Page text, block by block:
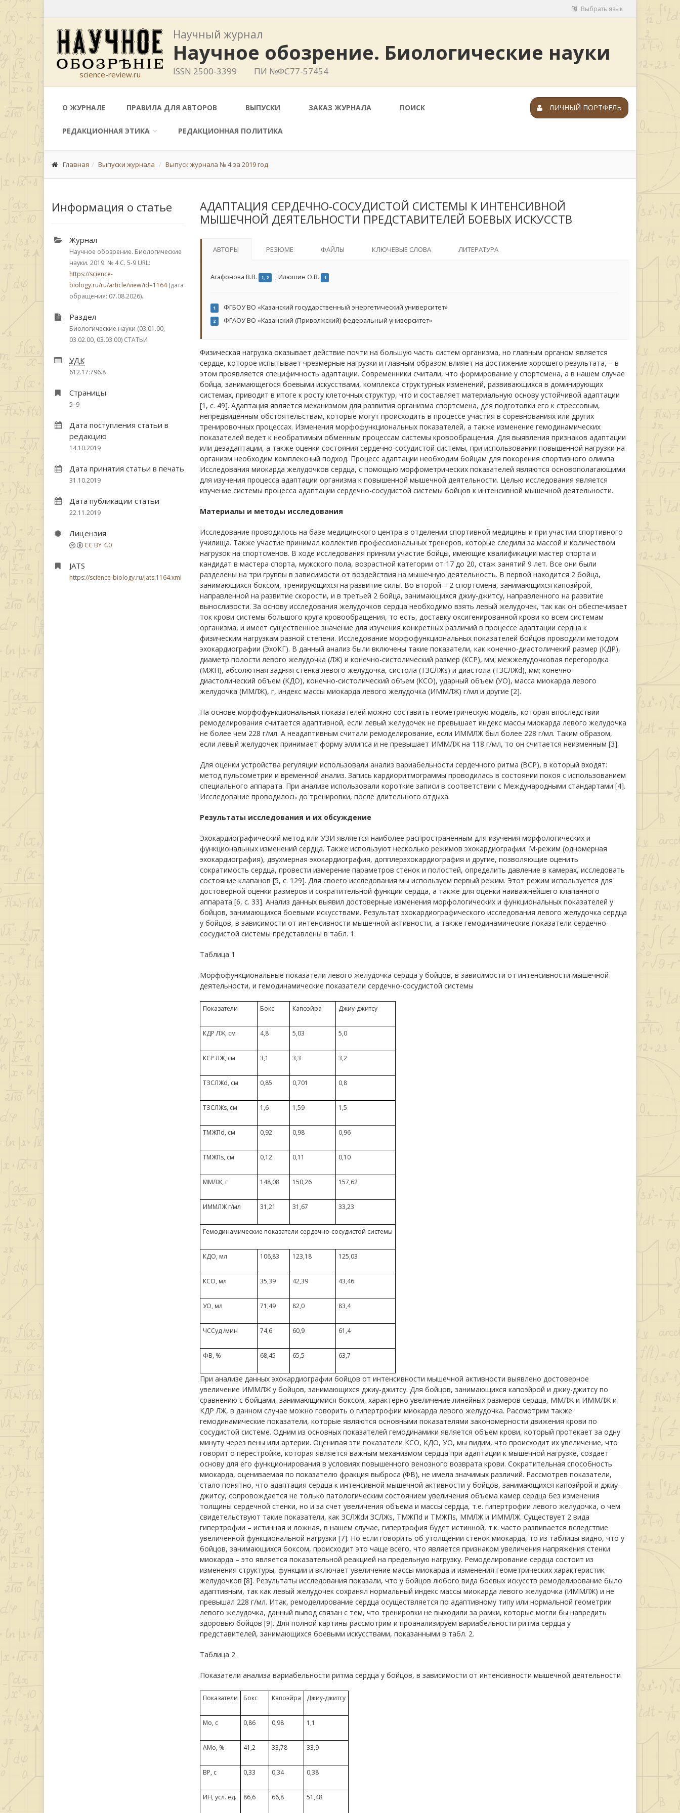
Выбрать язык
science-review.ru
Научный журнал
Научное обозрение. Биологические науки
ISSN 2500-3399 ПИ №ФС77-57454
О ЖУРНАЛЕ ПРАВИЛА ДЛЯ АВТОРОВ ВЫПУСКИ ЗАКАЗ ЖУРНАЛА ПОИСК
РЕДАКЦИОННАЯ ЭТИКА РЕДАКЦИОННАЯ ПОЛИТИКА
ЛИЧНЫЙ ПОРТФЕЛЬ
Главная Выпуски журнала Выпуск журнала № 4 за 2019 год
Информация о статье
Журнал
Научное обозрение. Биологические
науки. 2019. № 4С. 5-9 URL:
https://science-
biology.ru/ru/article/view?id=1164(дата
обращения: 07.08.2026).
Раздел
Биологические науки (03.01.00,
03.02.00, 03.03.00) СТАТЬИ
УДК
612.17:796.8
Страницы
5–9
Дата поступления статьи в
редакцию
14.10.2019
Дата принятия статьи в печать
31.10.2019
Дата публикации статьи
22.11.2019
Лицензия
CC BY 4.0
JATS
https://science-biology.ru/jats.1164.xml
АДАПТАЦИЯ СЕРДЕЧНО-СОСУДИСТОЙ СИСТЕМЫ К ИНТЕНСИВНОЙ
МЫШЕЧНОЙ ДЕЯТЕЛЬНОСТИ ПРЕДСТАВИТЕЛЕЙ БОЕВЫХ ИСКУССТВ
АВТОРЫ РЕЗЮМЕ ФАЙЛЫ КЛЮЧЕВЫЕ СЛОВА ЛИТЕРАТУРА
Агафонова В.В. 1, 2 ,Илюшин О.В. 1
1 ФГБОУ ВО «Казанский государственный энергетический университет»
2 ФГАОУ ВО «Казанский (Приволжский) федеральный университет»
Физическая нагрузка оказывает действие почти на большую часть систем организма, но главным органом является
сердце, которое испытывает чрезмерные нагрузки и главным образом влияет на достижение хорошего результата, – в
этом проявляется специфичность адаптации. Современники считали, что формирование у спортсмена, а в нашем случае
бойца, занимающегося боевыми искусствами, комплекса структурных изменений, развивающихся в доминирующих
системах, приводит в итоге к росту клеточных структур, что и составляет материальную основу устойчивой адаптации
[1, с. 49]. Адаптация является механизмом для развития организма спортсмена, для подготовки его к стрессовым,
непредвиденным обстоятельствам, которые могут происходить в процессе участия в соревнованиях или других
тренировочных процессах. Изменения морфофункциональных показателей, а также изменение гемодинамических
показателей ведет к необратимым обменным процессам системы кровообращения. Для выявления признаков адаптации
или дезадаптации, а также оценки состояния сердечно-сосудистой системы, при использовании повышенной нагрузки на
организм необходим комплексный подход. Процесс адаптации необходим бойцам для покорения спортивного олимпа.
Исследования миокарда желудочков сердца, с помощью морфометрических показателей являются основополагающими
для изучения процесса адаптации организма к повышенной мышечной деятельности. Целью исследования является
изучение системы процесса адаптации сердечно-сосудистой системы бойцов к интенсивной мышечной деятельности.
Материалы и методы исследования
Исследование проводилось на базе медицинского центра в отделении спортивной медицины и при участии спортивного
училища. Также участие принимал коллектив профессиональных тренеров, которые следили за массой и количеством
нагрузок на спортсменов. В ходе исследования приняли участие бойцы, имеющие квалификации мастер спорта и
кандидат в мастера спорта, мужского пола, возрастной категории от 17 до 20, стаж занятий 9 лет. Все они были
разделены на три группы в зависимости от воздействия на мышечную деятельность. В первой находится 2 бойца,
занимающихся боксом, тренирующихся на развитие силы. Во второй – 2 спортсмена, занимающихся капоэйрой,
направленной на развитие скорости, и в третьей 2 бойца, занимающихся джиу-джитсу, направленного на развитие
выносливости. За основу исследования желудочков сердца необходимо взять левый желудочек, так как он обеспечивает
ток крови системы большого круга кровообращения, то есть, доставку оксигенированной крови ко всем системам
организма, и имеет существенное значение для изучения конкретных различий в процессе адаптации сердца к
физическим нагрузкам разной степени. Исследование морфофункциональных показателей бойцов проводили методом
эхокардиографии (ЭхоКГ). В данный анализ были включены такие показатели, как конечно-диастоличекий размер (КДР),
диаметр полости левого желудочка (ЛЖ) и конечно-систолический размер (КСР), мм; межжелудочковая перегородка
(МЖП), абсолютная задняя стенка левого желудочка, систола (ТЗСЛЖs) и диастола (ТЗСЛЖd), мм; конечно-
диастолический объем (КДО), конечно-систолический объем (КСО), ударный объем (УО), масса миокарда левого
желудочка (ММЛЖ), г, индекс массы миокарда левого желудочка (ИММЛЖ) г/мл и другие [2].
На основе морфофункциональных показателей можно составить геометрическую модель, которая впоследствии
ремоделирования считается адаптивной, если левый желудочек не превышает индекс массы миокарда левого желудочка
не более чем 228 г/мл. А неадаптивным считали ремоделирование, если ИММЛЖ был более 228 г/мл. Таким образом,
если левый желудочек принимает форму эллипса и не превышает ИММЛЖ на 118 г/мл, то он считается неизменным [3].
Для оценки устройства регуляции использовали анализ вариабельности сердечного ритма (ВСР), в который входят:
метод пульсометрии и временной анализ. Запись кардиоритмограммы проводилась в состоянии покоя с использованием
специального аппарата. При анализе использовали короткие записи в соответствии с Международными стандартами [4].
Исследование проводилось до тренировки, после длительного отдыха.
Результаты исследования и их обсуждение
Эхокардиографический метод или УЗИ является наиболее распространённым для изучения морфологических и
функциональных изменений сердца. Также используют несколько режимов эхокардиографии: М-режим (одномерная
эхокардиография), двухмерная эхокардиография, допплерэхокардиография и другие, позволяющие оценить
сократимость сердца, провести измерение параметров стенок и полостей, определить давление в камерах, исследовать
состояние клапанов [5, с. 129]. Для своего исследования мы используем первый режим. Этот режим используется для
достоверной оценки размеров и сократительной функции сердца, а также для оценки наиважнейшего клапанного
аппарата [6, с. 33]. Анализ данных выявил достоверные изменения морфологических и функциональных показателей у
бойцов, занимающихся боевыми искусствами. Результат эхокардиографического исследования левого желудочка сердца
у бойцов, в зависимости от интенсивности мышечной активности, а также гемодинамические показатели сердечно-
сосудистой системы представлены в табл. 1.
Таблица 1
Морфофункциональные показатели левого желудочка сердца у бойцов, в зависимости от интенсивности мышечной
деятельности, и гемодинамические показатели сердечно-сосудистой системы
Показатели Бокс Капоэйра Джиу-джитсу
КДР ЛЖ, см 4,8 5,03 5,0
КСР ЛЖ, см 3,1 3,3 3,2
ТЗСЛЖd, см 0,85 0,701 0,8
ТЗСЛЖs, см 1,6 1,59 1,5
ТМЖПd, см 0,92 0,98 0,96
ТМЖПs, см 0,12 0,11 0,10
ММЛЖ, г 148,08 150,26 157,62
ИММЛЖ г/мл 31,21 31,67 33,23
Гемодинамические показатели сердечно-сосудистой системы
КДО, мл 106,83 123,18 125,03
КСО, мл 35,39 42,39 43,46
УО, мл 71,49 82,0 83,4
ЧССуд /мин 74,6 60,9 61,4
ФВ, % 68,45 65,5 63,7
При анализе данных эхокардиографии бойцов от интенсивности мышечной активности выявлено достоверное
увеличение ИММЛЖ у бойцов, занимающихся джиу-джитсу. Для бойцов, занимающихся капоэйрой и джиу-джитсу по
сравнению с бойцами, занимающимися боксом, характерно увеличение линейных размеров сердца, ММЛЖ и ИММЛЖ и
КДР ЛЖ, в данном случае можно говорить о гипертрофии миокарда левого желудочка. Рассмотрим также
гемодинамические показатели, которые являются основными показателями закономерности движения крови по
сосудистой системе. Одним из основных показателей гемодинамики является объем крови, который протекает за одну
минуту через вены или артерии. Оценивая эти показатели КСО, КДО, УО, мы видим, что происходит их увеличение, что
говорит о перестройке, которая является важным механизмом сердца при адаптации к мышечной нагрузке, создает
основу для его функционирования в условиях повышенного венозного возврата крови. Сократительная способность
миокарда, оцениваемая по показателю фракция выброса (ФВ), не имела значимых различий. Рассмотрев показатели,
стало понятно, что адаптация сердца к интенсивной мышечной активности у бойцов, занимающихся капоэйрой и джиу-
джитсу, сопровождается не только патологическим состоянием увеличения объема камер сердца без изменения
толщины сердечной стенки, но и за счет увеличения объема и массы сердца, т.е. гипертрофии левого желудочка, о чем
свидетельствуют такие показатели, как ЗСЛЖdи ЗСЛЖs, ТМЖПd и ТМЖПs, ММЛЖ и ИММЛЖ. Существует 2 вида
гипертрофии – истинная и ложная, в нашем случае, гипертрофия будет истинной, т.к. часто развивается вследствие
увеличенной функциональной нагрузки [7]. Но если говорить об утолщении стенок миокарда, то из таблицы видно, что у
бойцов, занимающихся боксом, происходит это чаще всего, что является признаком увеличения напряжения стенки
миокарда – это является показательной реакцией на предельную нагрузку. Ремоделирование сердца состоит из
изменения структуры, функции и включает увеличение массы миокарда и изменения геометрических характеристик
желудочков [8]. Результаты исследования показали, что у бойцов любого вида боевых искусств ремоделирование было
адаптивным, так как левый желудочек сохранял нормальный индекс массы миокарда левого желудочка (ИММЛЖ) и не
превышал 228 г/мл. Итак, ремоделирование сердца осуществляется по адаптивному типу или нормальной геометрии
левого желудочка, данный вывод связан с тем, что тренировки не выходили за рамки, которые могли бы навредить
здоровью бойцов [9]. Для полной картины рассмотрим и проанализируем вариабельности ритма сердца у
представителей, занимающихся боевыми искусствами, показанными в табл. 2.
Таблица 2
Показатели анализа вариабельности ритма сердца у бойцов, в зависимости от интенсивности мышечной деятельности
Показатели Бокс Капоэйра Джиу-джитсу
Мо, с 0,86 0,98 1,1
АМо, % 41,2 33,78 33,9
ВР, с 0,33 0,34 0,38
ИН, усл. ед. 86,6 66,8 51,48